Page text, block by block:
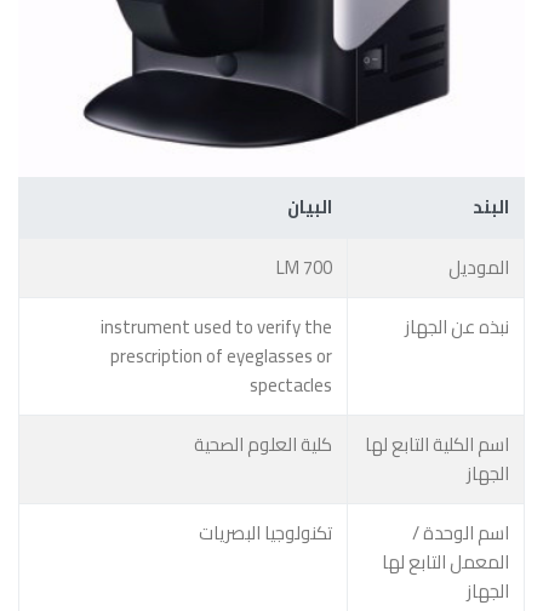
البند
البيان
الموديل
LM 700
نبذه عن الجهاز
instrument used to verify the
prescription of eyeglasses or
spectacles
اسم الكلية التابع لها
الجهاز
كلية العلوم الصحية
اسم الوحدة /
المعمل التابع لها
الجهاز
تكنولوجيا البصريات